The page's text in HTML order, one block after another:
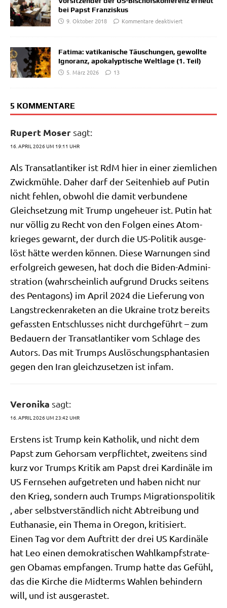
bei Papst Franziskus
9. Oktober 2018
Kommentare deaktiviert
Fatima: vatikanische Täuschungen, gewollte
Ignoranz, apokalyptische Weltlage (1. Teil)
5. März 2026
13
5 KOMMENTARE
Rupert Moser sagt:
16. APRIL 2026 UM 19:11 UHR
Als Trans­at­lan­ti­ker ist RdM hier in einer ziem­li­chen
Zwick­müh­le. Daher darf der Sei­ten­hieb auf Putin
nicht feh­len, obwohl die damit ver­bun­de­ne
Gleich­set­zung mit Trump unge­heu­er ist. Putin hat
nur völ­lig zu Recht von den Fol­gen eines Atom­
krie­ges gewarnt, der durch die US-Poli­tik aus­ge­
löst hät­te wer­den kön­nen. Die­se War­nun­gen sind
erfolg­reich gewe­sen, hat doch die Biden-Admi­ni­
stra­ti­on (wahr­schein­lich auf­grund Drucks sei­tens
des Pen­ta­gons) im April 2024 die Lie­fe­rung von
Lang­strecken­ra­ke­ten an die Ukrai­ne trotz bereits
gefass­ten Ent­schlus­ses nicht durch­ge­führt – zum
Bedau­ern der Trans­at­lan­ti­ker vom Schla­ge des
Autors. Das mit Trumps Aus­lö­schungs­phan­ta­sien
gegen den Iran gleich­zu­set­zen ist infam.
Veronika sagt:
16. APRIL 2026 UM 23:42 UHR
Erstens ist Trump kein Katho­lik, und nicht dem
Papst zum Gehor­sam ver­pflich­tet, zwei­tens sind
kurz vor Trumps Kri­tik am Papst drei Kar­di­nä­le im
US Fern­se­hen auf­ge­tre­ten und haben nicht nur
den Krieg, son­dern auch Trumps Migra­ti­ons­po­li­tik
, aber selbst­ver­ständ­lich nicht Abtrei­bung und
Eutha­na­sie, ein The­ma in Ore­gon, kritisiert.
Einen Tag vor dem Auf­tritt der drei US Kar­di­nä­le
hat Leo einen demo­kra­ti­schen Wahl­kampf­stra­te­
gen Oba­mas emp­fan­gen. Trump hat­te das Gefühl,
das die Kir­che die Mid­terms Wah­len behin­dern
will, und ist ausgerastet.